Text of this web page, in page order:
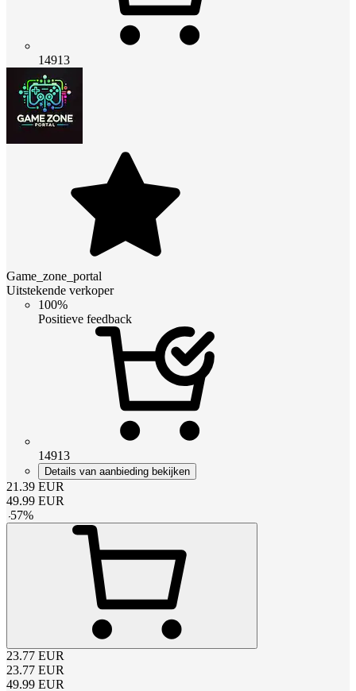
14913
Game_zone_portal
Uitstekende verkoper
100%
Positieve feedback
14913
Details van aanbieding bekijken
21.39 EUR
49.99 EUR
-57%
23.77 EUR
23.77 EUR
49.99 EUR